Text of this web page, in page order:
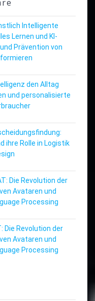
Intelligente
Lernen und KI-
Prävention von
den Alltag
und personalisierte
ihre Rolle in Logistik
Die Revolution der
Avataren und
Processing
Die Revolution der
Avataren und
Processing